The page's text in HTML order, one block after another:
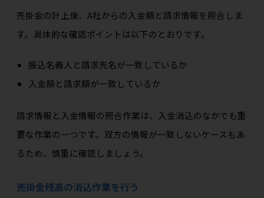
売掛金の計上後、A社からの入金額と請求情報を照合しま
す。具体的な確認ポイントは以下のとおりです。
振込名義人と請求先名が一致しているか
入金額と請求額が一致しているか
請求情報と入金情報の照合作業は、入金消込のなかでも重
要な作業の一つです。双方の情報が一致しないケースもあ
るため、慎重に確認しましょう。
売掛金残高の消込作業を行う